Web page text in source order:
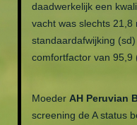
daadwerkelijk een
vacht was slechts 21,8
standaardafwijking
comfortfactor van 95,9
Moeder AH Peruvian
screening de A status